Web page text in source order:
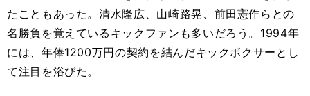
たこともあった。清水隆広、山崎路晃、前田憲作らとの
名勝負を覚えているキックファンも多いだろう。1994年
には、年俸1200万円の契約を結んだキックボクサーとし
て注目を浴びた。